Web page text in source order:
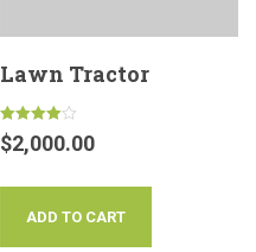
Lawn Tractor
Rated
4.00
$2,000.00
ADD TO CART